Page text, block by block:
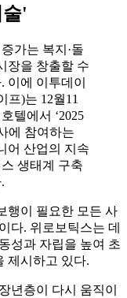
'
가는 복지·돌
장을 창출할 수
이에 이투데이
프)는 12월11
텔에서 ‘2025
에 참여하는
어 산업의 지속
생태계 구축
행이 필요한 모든 사
다. 위로보틱스는 데
성과 자립을 높여 초
제시하고 있다.
년층이 다시 움직이